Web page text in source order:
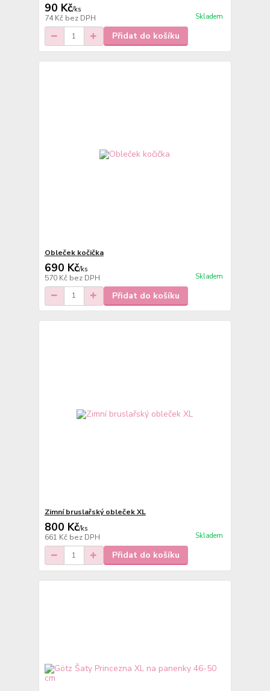
90 Kč/ks
74 Kč bez DPH Skladem
Přidat do košíku
Obleček kočička
690 Kč/ks
570 Kč bez DPH Skladem
Přidat do košíku
Zimní bruslařský obleček XL
800 Kč/ks
661 Kč bez DPH Skladem
Přidat do košíku